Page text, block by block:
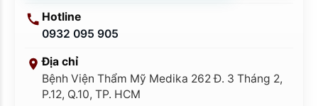
Hotline
0932 095 905
Địa chỉ
Bệnh Viện Thẩm Mỹ Medika 262 Đ. 3 Tháng 2,
P.12, Q.10, TP. HCM